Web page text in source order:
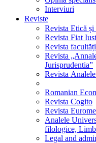
Interviuri
Reviste
Revista Etică
Revista Fiat
Revista
Revista
Jurisprudentia”
Revista
Romanian
Revista Cogito
Revista
Analele
filologice,
Legal and